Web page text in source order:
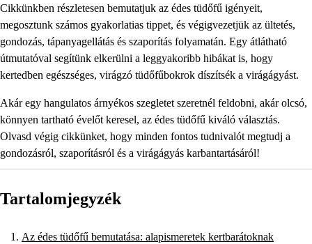
Cikkünkben részletesen bemutatjuk az édes tüdőfű igényeit,
megosztunk számos gyakorlatias tippet, és végigvezetjük az ültetés,
gondozás, tápanyagellátás és szaporítás folyamatán. Egy átlátható
útmutatóval segítünk elkerülni a leggyakoribb hibákat is, hogy
kertedben egészséges, virágzó tüdőfűbokrok díszítsék a virágágyást.
Akár egy hangulatos árnyékos szegletet szeretnél feldobni, akár olcsó,
könnyen tartható évelőt keresel, az édes tüdőfű kiváló választás.
Olvasd végig cikkünket, hogy minden fontos tudnivalót megtudj a
gondozásról, szaporításról és a virágágyás karbantartásáról!
Tartalomjegyzék
Az édes tüdőfű bemutatása: alapismeretek kertbarátoknak